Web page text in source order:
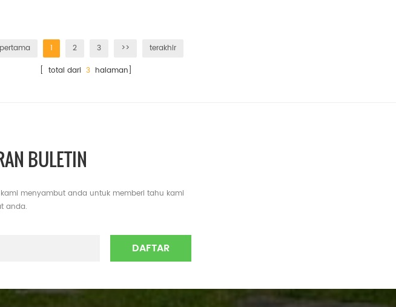
pertama 1 2 3 >>
terakhir
[ total dari3 halaman]
BULETIN
menyambut anda untuk memberi tahu kami
anda.